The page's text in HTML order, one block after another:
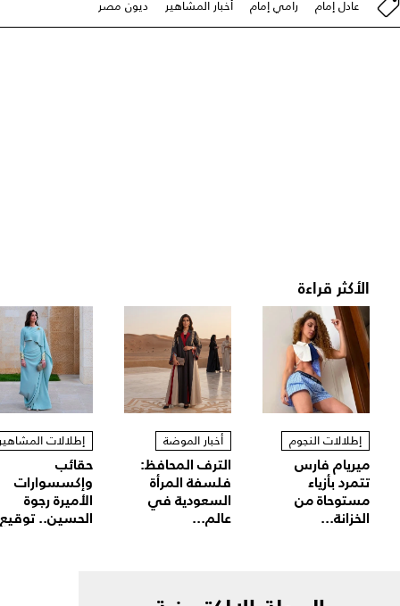
عادل إمام رامي إمام أخبار المشاهير ديون مصر
الأكثر قراءة
إطلالات النجوم
ميريام فارس
تتمرد بأزياء
مستوحاة من
الخزانة...
أخبار الموضة
الترف المحافظ:
فلسفة المرأة
السعودية في
عالم...
إطلالات
حقائب
وإكسسوارات
الأميرة رجوة
الحسين..